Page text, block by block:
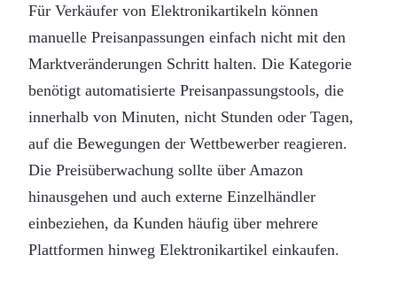
Für Verkäufer von Elektronikartikeln können
manuelle Preisanpassungen einfach nicht mit den
Marktveränderungen Schritt halten. Die Kategorie
benötigt automatisierte Preisanpassungstools, die
innerhalb von Minuten, nicht Stunden oder Tagen,
auf die Bewegungen der Wettbewerber reagieren.
Die Preisüberwachung sollte über Amazon
hinausgehen und auch externe Einzelhändler
einbeziehen, da Kunden häufig über mehrere
Plattformen hinweg Elektronikartikel einkaufen.